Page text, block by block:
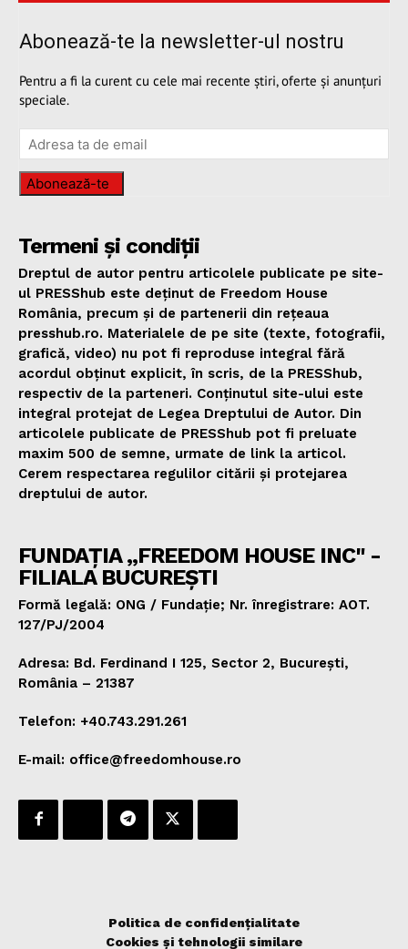
Abonează-te la newsletter-ul nostru
Pentru a fi la curent cu cele mai recente știri, oferte și anunțuri
speciale.
Abonează-te
Termeni și condiții
Dreptul de autor pentru articolele publicate pe site-
ul PRESShub este deținut de Freedom House
România, precum și de partenerii din rețeaua
presshub.ro. Materialele de pe site (texte, fotografii,
grafică, video) nu pot fi reproduse integral fără
acordul obținut explicit, în scris, de la PRESShub,
respectiv de la parteneri. Conținutul site-ului este
integral protejat de Legea Dreptului de Autor. Din
articolele publicate de PRESShub pot fi preluate
maxim 500 de semne, urmate de link la articol.
Cerem respectarea regulilor citării și protejarea
dreptului de autor.
FUNDAȚIA „FREEDOM HOUSE INC" -
FILIALA BUCUREȘTI
Formă legală: ONG / Fundație; Nr. înregistrare: AOT.
127/PJ/2004
Adresa: Bd. Ferdinand I 125, Sector 2, București,
România – 21387
Telefon: +40.743.291.261
E-mail: office@freedomhouse.ro
Politica de confidențialitate
Cookies și tehnologii similare